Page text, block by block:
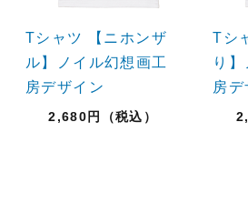
Tシャツ 【ニホンザ
ル】ノイル幻想画工
房デザイン
2,680円（税込）
Tシ
り
房デ